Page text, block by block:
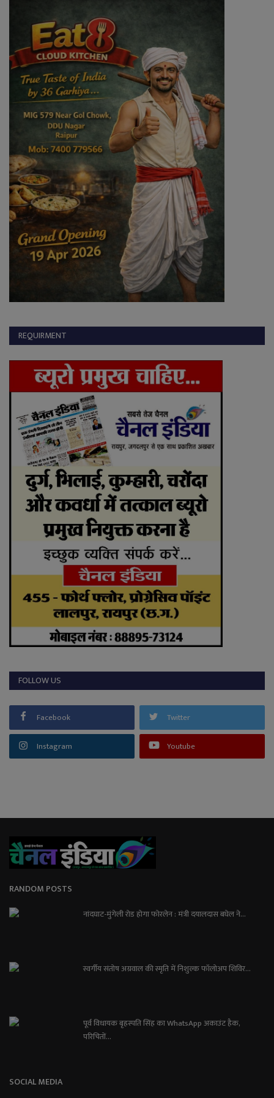
REQUIRMENT
FOLLOW US
Facebook Twitter
Instagram Youtube
RANDOM POSTS
नांदघाट-मुंगेली रोड होगा फोरलेन : मंत्री दयालदास बघेल ने...
स्वर्गीय संतोष अग्रवाल की स्मृति में निशुल्क फॉलोअप शिविर...
पूर्व विधायक बृहस्पति सिंह का WhatsApp अकाउंट हैक,
परिचितों...
SOCIAL MEDIA